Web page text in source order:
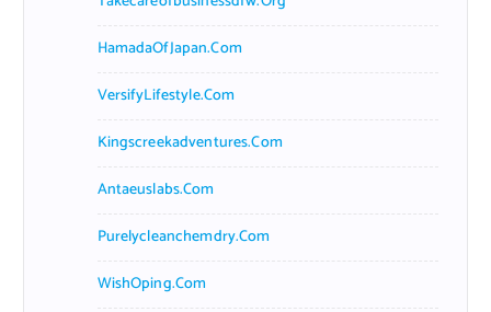
HamadaOfJapan.com
VersifyLifestyle.com
Kingscreekadventures.com
Antaeuslabs.com
Purelycleanchemdry.com
WishOping.com